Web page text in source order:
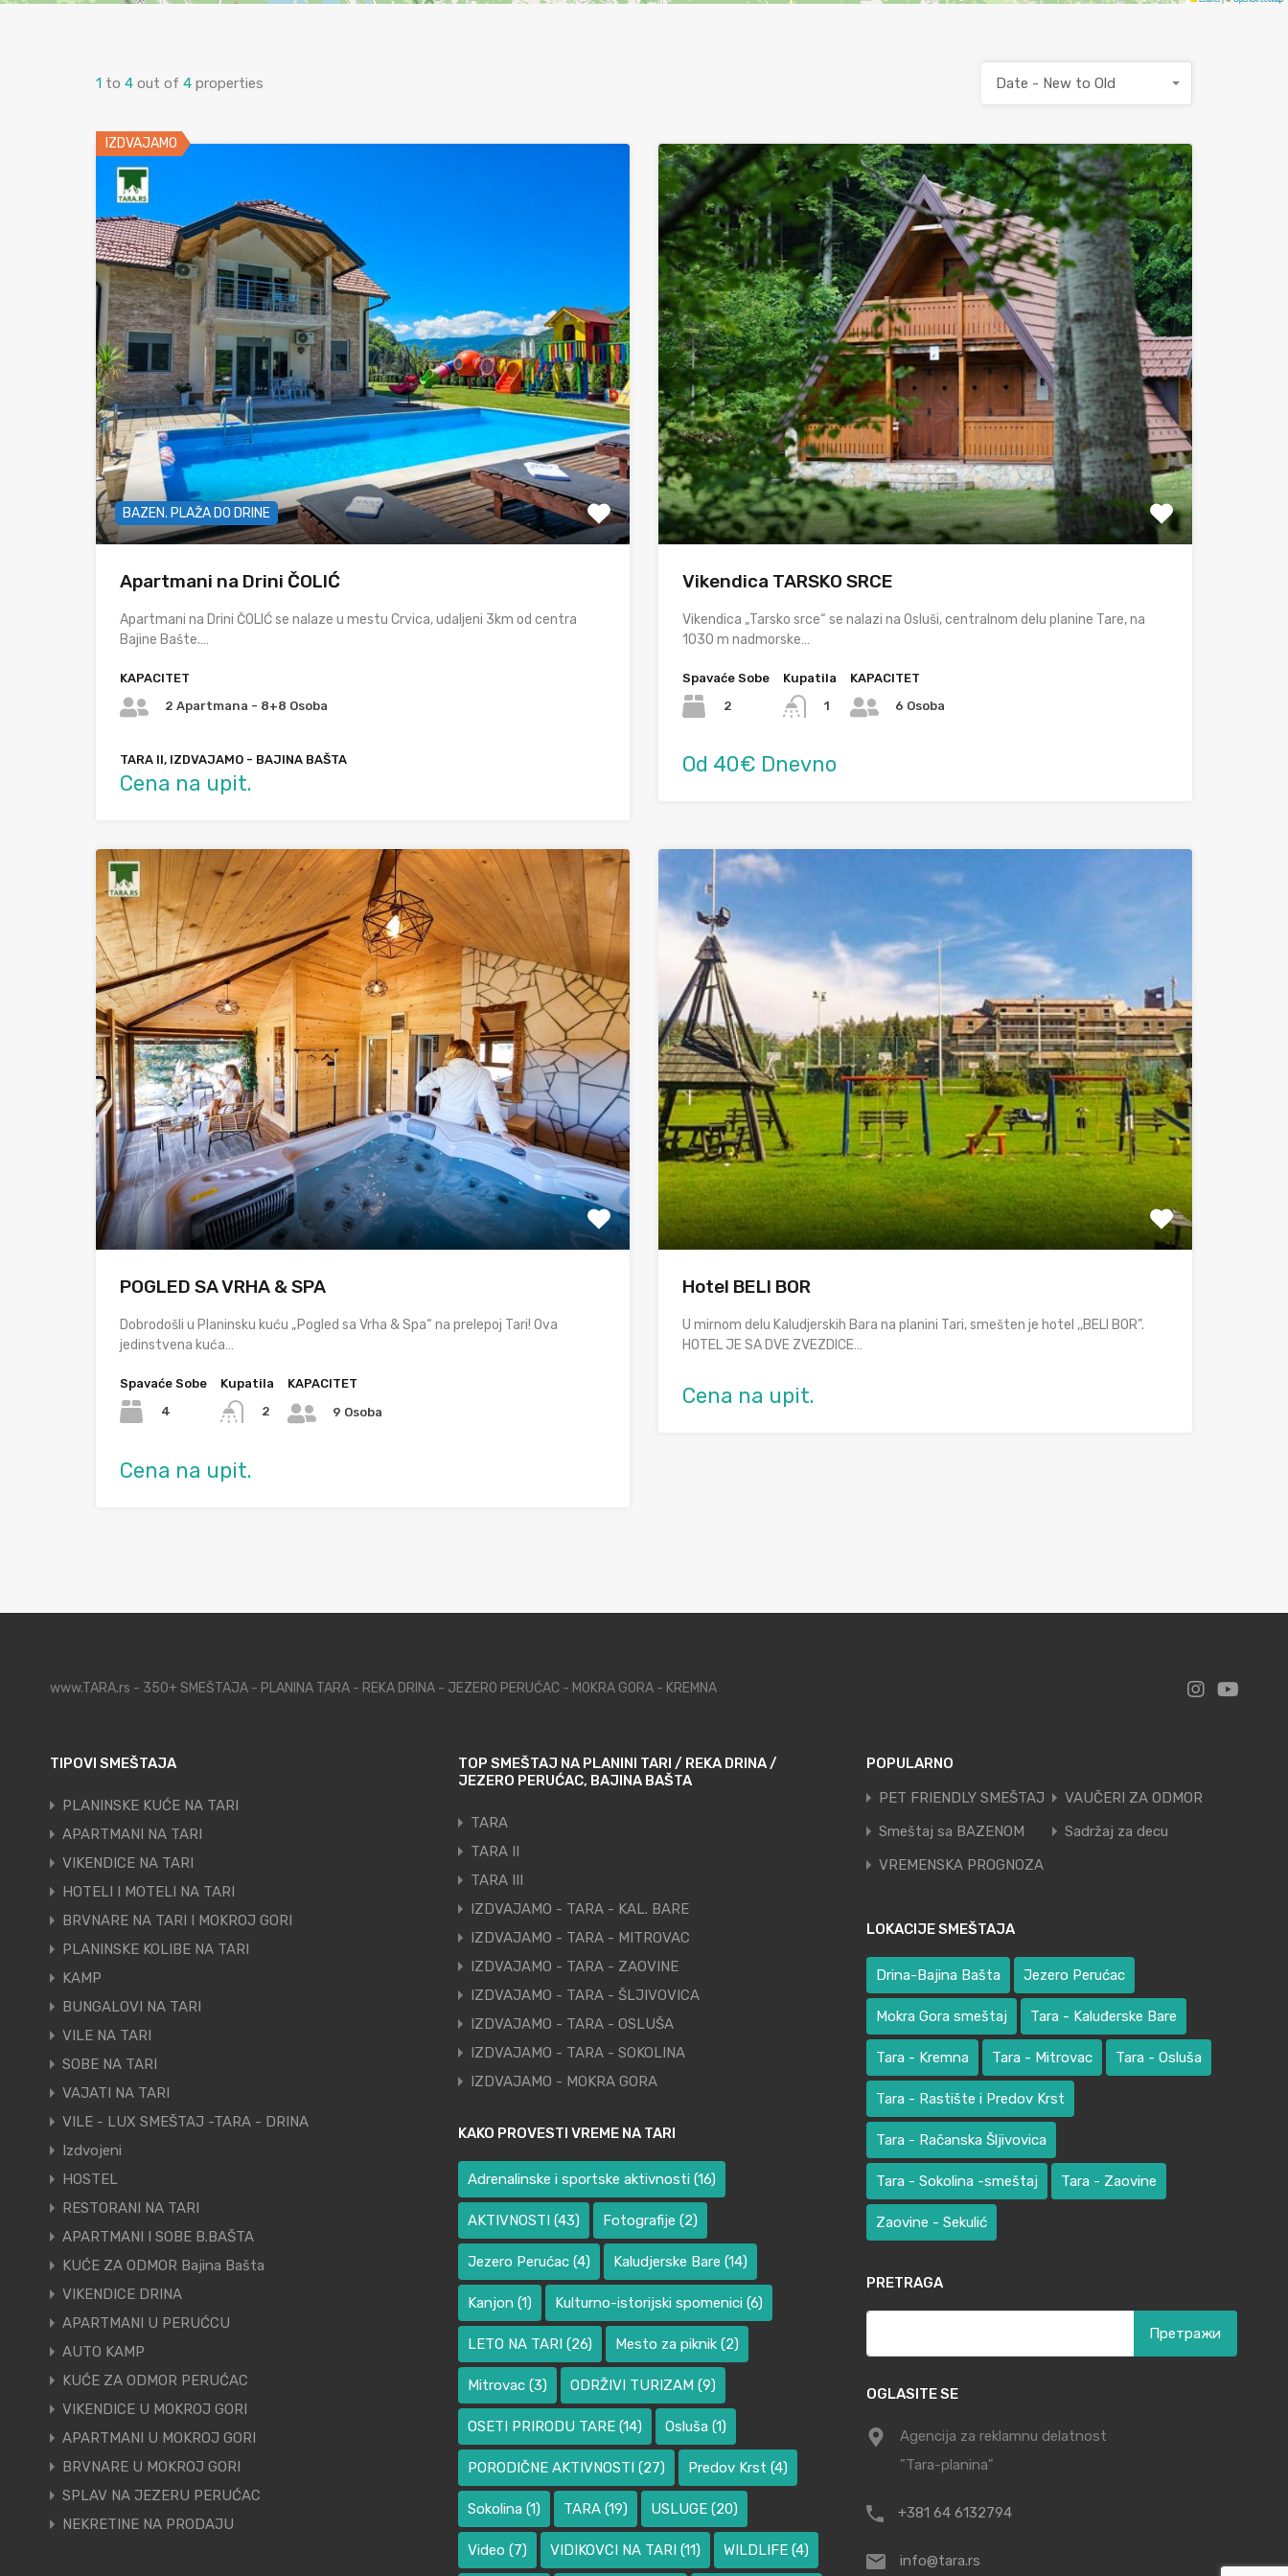
1 to 4 out of 4 properties Date - New to Old
IZDVAJAMO
BAZEN. PLAŽA DO DRINE
Apartmani na Drini ČOLIĆ
Apartmani na Drini ČOLIĆ se nalaze u mestu Crvica, udaljeni 3km od centra
Bajine Bašte.…
KAPACITET
2 Apartmana - 8+8 Osoba
TARA II, IZDVAJAMO - BAJINA BAŠTA
Cena na upit.
Vikendica TARSKO SRCE
Vikendica „Tarsko srce“ se nalazi na Osluši, centralnom delu planine Tare, na
1030 m nadmorske…
Spavaće Sobe
2
Kupatila
1
KAPACITET
6 Osoba
Od 40€ Dnevno
POGLED SA VRHA & SPA
Dobrodošli u Planinsku kuću „Pogled sa Vrha & Spa“ na prelepoj Tari! Ova
jedinstvena kuća…
Spavaće Sobe
4
Kupatila
2
KAPACITET
9 Osoba
Cena na upit.
Hotel BELI BOR
U mirnom delu Kaludjerskih Bara na planini Tari, smešten je hotel ,,BELI BOR”.
HOTEL JE SA DVE ZVEZDICE…
Cena na upit.
www.TARA.rs - 350+ SMEŠTAJA - PLANINA TARA - REKA DRINA - JEZERO PERUĆAC - MOKRA GORA - KREMNA
TIPOVI SMEŠTAJA
PLANINSKE KUĆE NA TARI
APARTMANI NA TARI
VIKENDICE NA TARI
HOTELI I MOTELI NA TARI
BRVNARE NA TARI I MOKROJ GORI
PLANINSKE KOLIBE NA TARI
KAMP
BUNGALOVI NA TARI
VILE NA TARI
SOBE NA TARI
VAJATI NA TARI
VILE - LUX SMEŠTAJ -TARA - DRINA
Izdvojeni
HOSTEL
RESTORANI NA TARI
APARTMANI I SOBE B.BAŠTA
KUĆE ZA ODMOR Bajina Bašta
VIKENDICE DRINA
APARTMANI U PERUĆCU
AUTO KAMP
KUĆE ZA ODMOR PERUĆAC
VIKENDICE U MOKROJ GORI
APARTMANI U MOKROJ GORI
BRVNARE U MOKROJ GORI
SPLAV NA JEZERU PERUĆAC
NEKRETINE NA PRODAJU
TOP SMEŠTAJ NA PLANINI TARI / REKA DRINA /
JEZERO PERUĆAC, BAJINA BAŠTA
TARA
TARA II
TARA III
IZDVAJAMO - TARA - KAL. BARE
IZDVAJAMO - TARA - MITROVAC
IZDVAJAMO - TARA - ZAOVINE
IZDVAJAMO - TARA - ŠLJIVOVICA
IZDVAJAMO - TARA - OSLUŠA
IZDVAJAMO - TARA - SOKOLINA
IZDVAJAMO - MOKRA GORA
KAKO PROVESTI VREME NA TARI
Adrenalinske i sportske aktivnosti (16)
AKTIVNOSTI (43) Fotografije (2)
Jezero Perućac (4) Kaludjerske Bare (14)
Kanjon (1) Kulturno-istorijski spomenici (6)
LETO NA TARI (26) Mesto za piknik (2)
Mitrovac (3) ODRŽIVI TURIZAM (9)
OSETI PRIRODU TARE (14) Osluša (1)
PORODIČNE AKTIVNOSTI (27) Predov Krst (4)
Sokolina (1) TARA (19) USLUGE (20)
Video (7) VIDIKOVCI NA TARI (11) WILDLIFE (4)
POPULARNO
PET FRIENDLY SMEŠTAJ
VAUČERI ZA ODMOR
Smeštaj sa BAZENOM
Sadržaj za decu
VREMENSKA PROGNOZA
LOKACIJE SMEŠTAJA
Drina-Bajina Bašta Jezero Perućac
Mokra Gora smeštaj Tara - Kaluđerske Bare
Tara - Kremna Tara - Mitrovac Tara - Osluša
Tara - Rastište i Predov Krst
Tara - Račanska Šljivovica
Tara - Sokolina -smeštaj Tara - Zaovine
Zaovine - Sekulić
PRETRAGA
за:
OGLASITE SE
Agencija za reklamnu delatnost
"Tara-planina"
+381 64 6132794
info@tara.rs